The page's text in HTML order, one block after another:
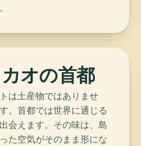
オの首都
は土産物ではありませ
。首都では世界に通じる
会えます。その味は、島
た空気がそのまま形にな